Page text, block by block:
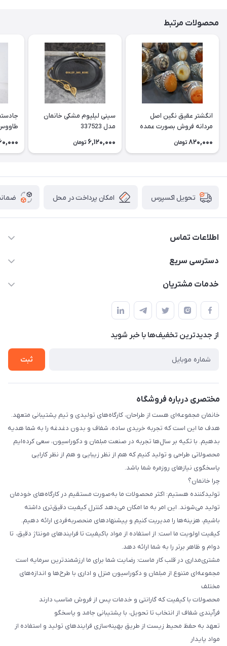
محصولات مرتبط
انگشتر عقیق نگین اصل
مردانه فروش بصورت عمده
3عدد هست فروش بصورت
820,000 تومان
سینی لیلیوم مشکی خانمان
مدل 337523
6,120,000 تومان
تحویل اکسپرس امکان پرداخت در محل
اطلاعات تماس
09124780957
دسترسی سریع
حساب کاربری
لیست محصولات
درباره ما
خدمات مشتریان
قوانین و مقررات
حریم خصوصی
راهنما
از جدید‌ترین تخفیف‌ها با‌ خبر شوید
ثبت
مختصری درباره فروشگاه
خانمان مجموعه‌ای هست از طراحان، کارگاه‌های تولیدی و تیم پشتیبانی متعهد.
هدف ما این است که تجربه خریدی ساده، شفاف و بدون دغدغه را به شما هدیه
بدهیم. با تکیه بر سال‌ها تجربه در صنعت مبلمان و دکوراسیون، سعی کرده‌ایم
محصولاتی طراحی و تولید کنیم که هم از نظر زیبایی و هم از نظر کارایی
پاسخگوی نیازهای روزمره شما باشد.
چرا خانمان؟
تولیدکننده هستیم: اکثر محصولات ما به‌صورت مستقیم در کارگاه‌های خودمان
تولید می‌شوند. این امر به ما امکان می‌دهد کنترل کیفیت دقیق‌تری داشته
باشیم، هزینه‌ها را مدیریت کنیم و پیشنهادهای منحصربه‌فردی ارائه دهیم.
کیفیت اولویت ما است: از استفاده از مواد باکیفیت تا فرایندهای مونتاژ دقیق، تا
دوام و ظاهر برتر را به شما ارائه دهد.
مشتری‌مداری در قلب کار ماست: رضایت شما برای ما ارزشمندترین سرمایه است
مجموعه‌ای متنوع از مبلمان و دکوراسیون منزل و اداری با طرح‌ها و اندازه‌های
مختلف
محصولات با کیفیت که گارانتی و خدمات پس از فروش مناسب دارند
فرآیندی شفاف از انتخاب تا تحویل، با پشتیبانی جامد و پاسخگو
تعهد به حفظ محیط زیست از طریق بهینه‌سازی فرایندهای تولید و استفاده از
مواد پایدار